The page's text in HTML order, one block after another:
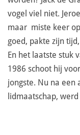
vogel viel niet.
maar miste keer
goed, pakte zijn
En het laatste stuk
1986 schoot hij
jongste. Nu na een
lidmaatschap,